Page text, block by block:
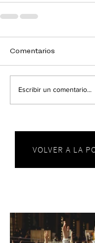
Comentarios
Escribir un comentario...
VOLVER A LA